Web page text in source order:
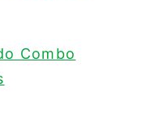
Combo